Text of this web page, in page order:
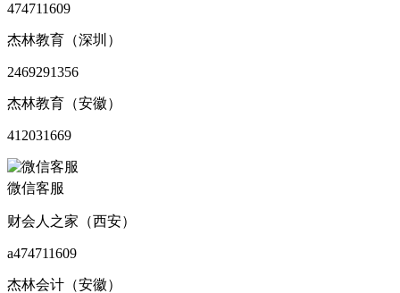
474711609
杰林教育（深圳）
2469291356
杰林教育（安徽）
412031669
微信客服
财会人之家（西安）
a474711609
杰林会计（安徽）